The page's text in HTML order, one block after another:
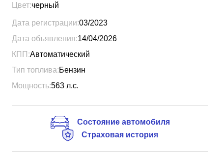
Цвет:черный
Дата регистрации:03/2023
Дата объявления:14/04/2026
КПП:Автоматический
Тип топлива:Бензин
Мощность:563 л.с.
Состояние автомобиля
Страховая история